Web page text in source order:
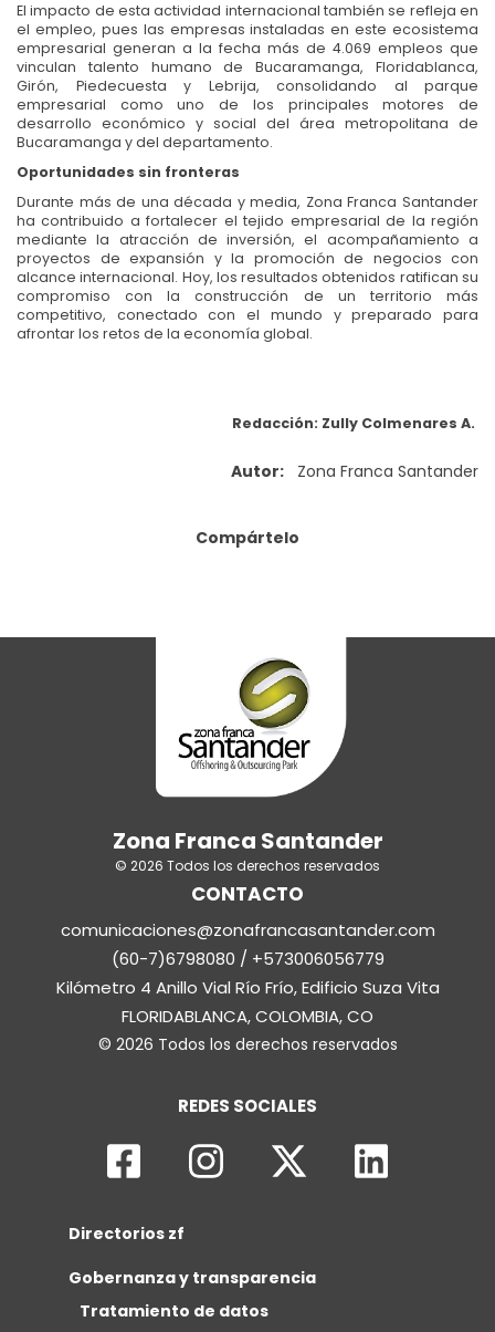
El impacto de esta actividad internacional también se refleja en
el empleo, pues las empresas instaladas en este ecosistema
empresarial generan a la fecha más de 4.069 empleos que
vinculan talento humano de Bucaramanga, Floridablanca,
Girón, Piedecuesta y Lebrija, consolidando al parque
empresarial como uno de los principales motores de
desarrollo económico y social del área metropolitana de
Bucaramanga y del departamento.
Oportunidades sin fronteras
Durante más de una década y media, Zona Franca Santander
ha contribuido a fortalecer el tejido empresarial de la región
mediante la atracción de inversión, el acompañamiento a
proyectos de expansión y la promoción de negocios con
alcance internacional. Hoy, los resultados obtenidos ratifican su
compromiso con la construcción de un territorio más
competitivo, conectado con el mundo y preparado para
afrontar los retos de la economía global.
Redacción: Zully Colmenares A.
Autor: Zona Franca Santander
Compártelo
Zona Franca Santander
© 2026 Todos los derechos reservados
CONTACTO
comunicaciones@zonafrancasantander.com
(60-7)6798080 / +573006056779
Kilómetro 4 Anillo Vial Río Frío, Edificio Suza Vita
FLORIDABLANCA, COLOMBIA, CO
© 2026 Todos los derechos reservados
REDES SOCIALES
Directorios zf
Gobernanza y transparencia
Tratamiento de datos